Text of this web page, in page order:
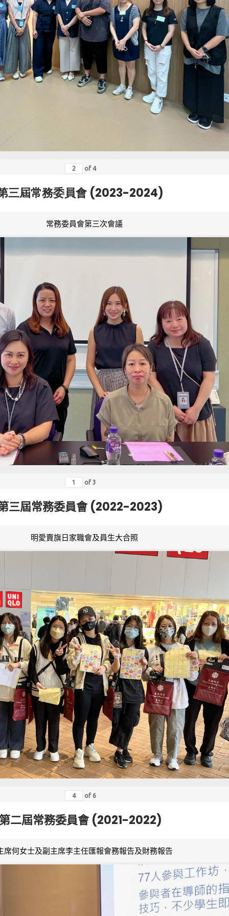
of 4
三屆常務委員會 (2023-2024)
常務委員會第三次會議
of 3
三屆常務委員會 (2022-2023)
明愛賣旗日家職會及員生大合照
of 6
二屆常務委員會 (2021-2022)
席何女士及副主席李主任匯報會務報告及財務報告